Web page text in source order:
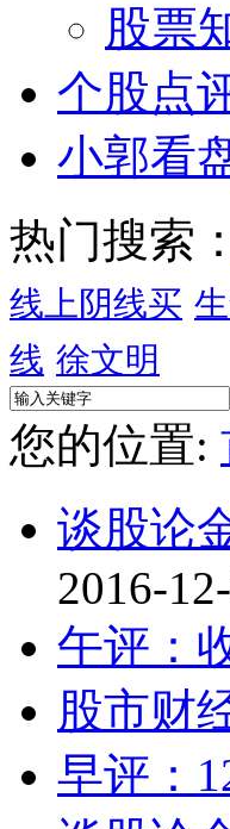
股票
个股点
小郭看
热门搜索：
线上阴线买
线 徐文明
您的位置:
谈股论
2016-
午评：
股市财
早评：